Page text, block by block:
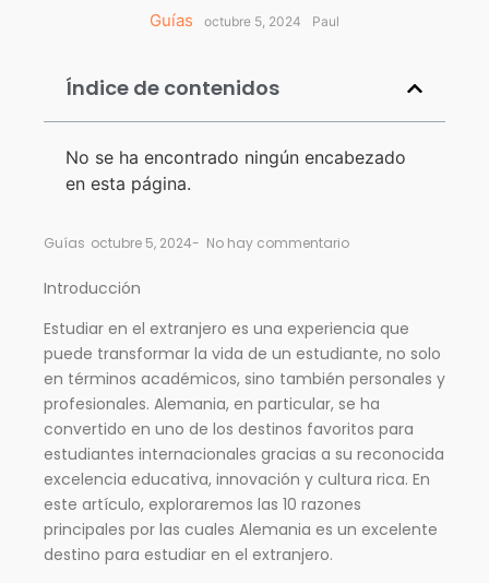
Guías octubre 5, 2024 Paul
Índice de contenidos
No se ha encontrado ningún encabezado
en esta página.
Guías octubre 5, 2024- No hay commentario
Introducción
Estudiar en el extranjero es una experiencia que
puede transformar la vida de un estudiante, no solo
en términos académicos, sino también personales y
profesionales. Alemania, en particular, se ha
convertido en uno de los destinos favoritos para
estudiantes internacionales gracias a su reconocida
excelencia educativa, innovación y cultura rica. En
este artículo, exploraremos las 10 razones
principales por las cuales Alemania es un excelente
destino para estudiar en el extranjero.